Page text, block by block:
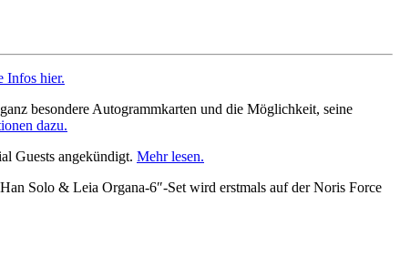
Infos hier.
besondere Autogrammkarten und die Möglichkeit, seine
dazu.
Guests angekündigt. Mehr lesen.
Solo & Leia Organa-6″-Set wird erstmals auf der Noris Force